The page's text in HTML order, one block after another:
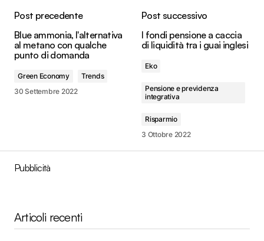
Post precedente
Blue ammonia, l'alternativa
al metano con qualche
punto di domanda
Green Economy
Trends
30 Settembre 2022
Post successivo
I fondi pensione a caccia
di liquidità tra i guai inglesi
Eko
Pensione e previdenza
integrativa
Risparmio
3 Ottobre 2022
Pubblicità
Articoli recenti